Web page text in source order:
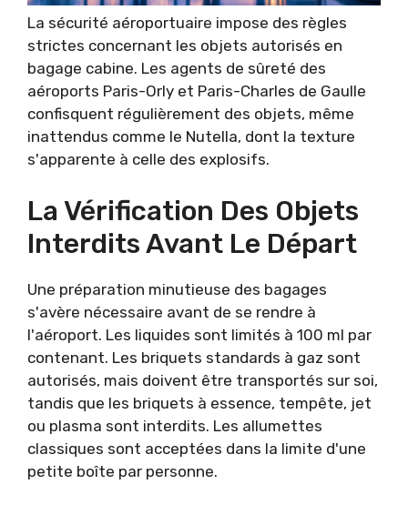
La sécurité aéroportuaire impose des règles
strictes concernant les objets autorisés en
bagage cabine. Les agents de sûreté des
aéroports Paris-Orly et Paris-Charles de Gaulle
confisquent régulièrement des objets, même
inattendus comme le Nutella, dont la texture
s'apparente à celle des explosifs.
La Vérification Des Objets
Interdits Avant Le Départ
Une préparation minutieuse des bagages
s'avère nécessaire avant de se rendre à
l'aéroport. Les liquides sont limités à 100 ml par
contenant. Les briquets standards à gaz sont
autorisés, mais doivent être transportés sur soi,
tandis que les briquets à essence, tempête, jet
ou plasma sont interdits. Les allumettes
classiques sont acceptées dans la limite d'une
petite boîte par personne.